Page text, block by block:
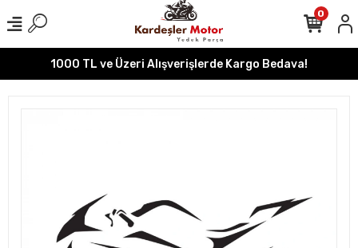
1000 TL ve Üzeri Alışverişlerde Kargo Bedava!
0